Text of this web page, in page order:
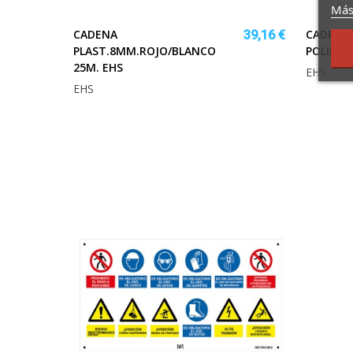
CADENA
PLAST.8MM.ROJO/BLANCO
25M. EHS
39,16 €
EHS
CADENA
EHS